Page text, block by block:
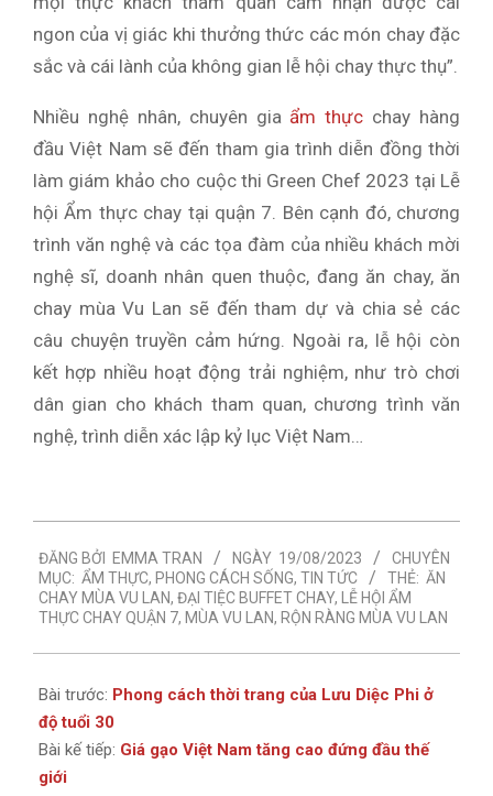
ngon của vị giác khi thưởng thức các món chay đặc
sắc và cái lành của không gian lễ hội chay thực thụ”.
Nhiều nghệ nhân, chuyên gia ẩm thực chay hàng
đầu Việt Nam sẽ đến tham gia trình diễn đồng thời
làm giám khảo cho cuộc thi Green Chef 2023 tại Lễ
hội Ẩm thực chay tại quận 7. Bên cạnh đó, chương
trình văn nghệ và các tọa đàm của nhiều khách mời
nghệ sĩ, doanh nhân quen thuộc, đang ăn chay, ăn
chay mùa Vu Lan sẽ đến tham dự và chia sẻ các
câu chuyện truyền cảm hứng. Ngoài ra, lễ hội còn
kết hợp nhiều hoạt động trải nghiệm, như trò chơi
dân gian cho khách tham quan, chương trình văn
nghệ, trình diễn xác lập kỷ lục Việt Nam…
08-
19
ĐĂNG BỞI EMMA TRAN NGÀY 19/08/2023
CHUYÊN
MỤC: ẨM THỰC, PHONG CÁCH SỐNG, TIN TỨC THẺ: ĂN
CHAY MÙA VU LAN, ĐẠI TIỆC BUFFET CHAY,
LỄ HỘI ẨM
THỰC CHAY QUẬN 7, MÙA VU LAN, RỘN RÀNG MÙA VU LAN
Bài trước: Phong cách thời trang của Lưu Diệc Phi ở
độ tuổi 30
Bài kế tiếp: Giá gạo Việt Nam tăng cao đứng đầu thế
giới